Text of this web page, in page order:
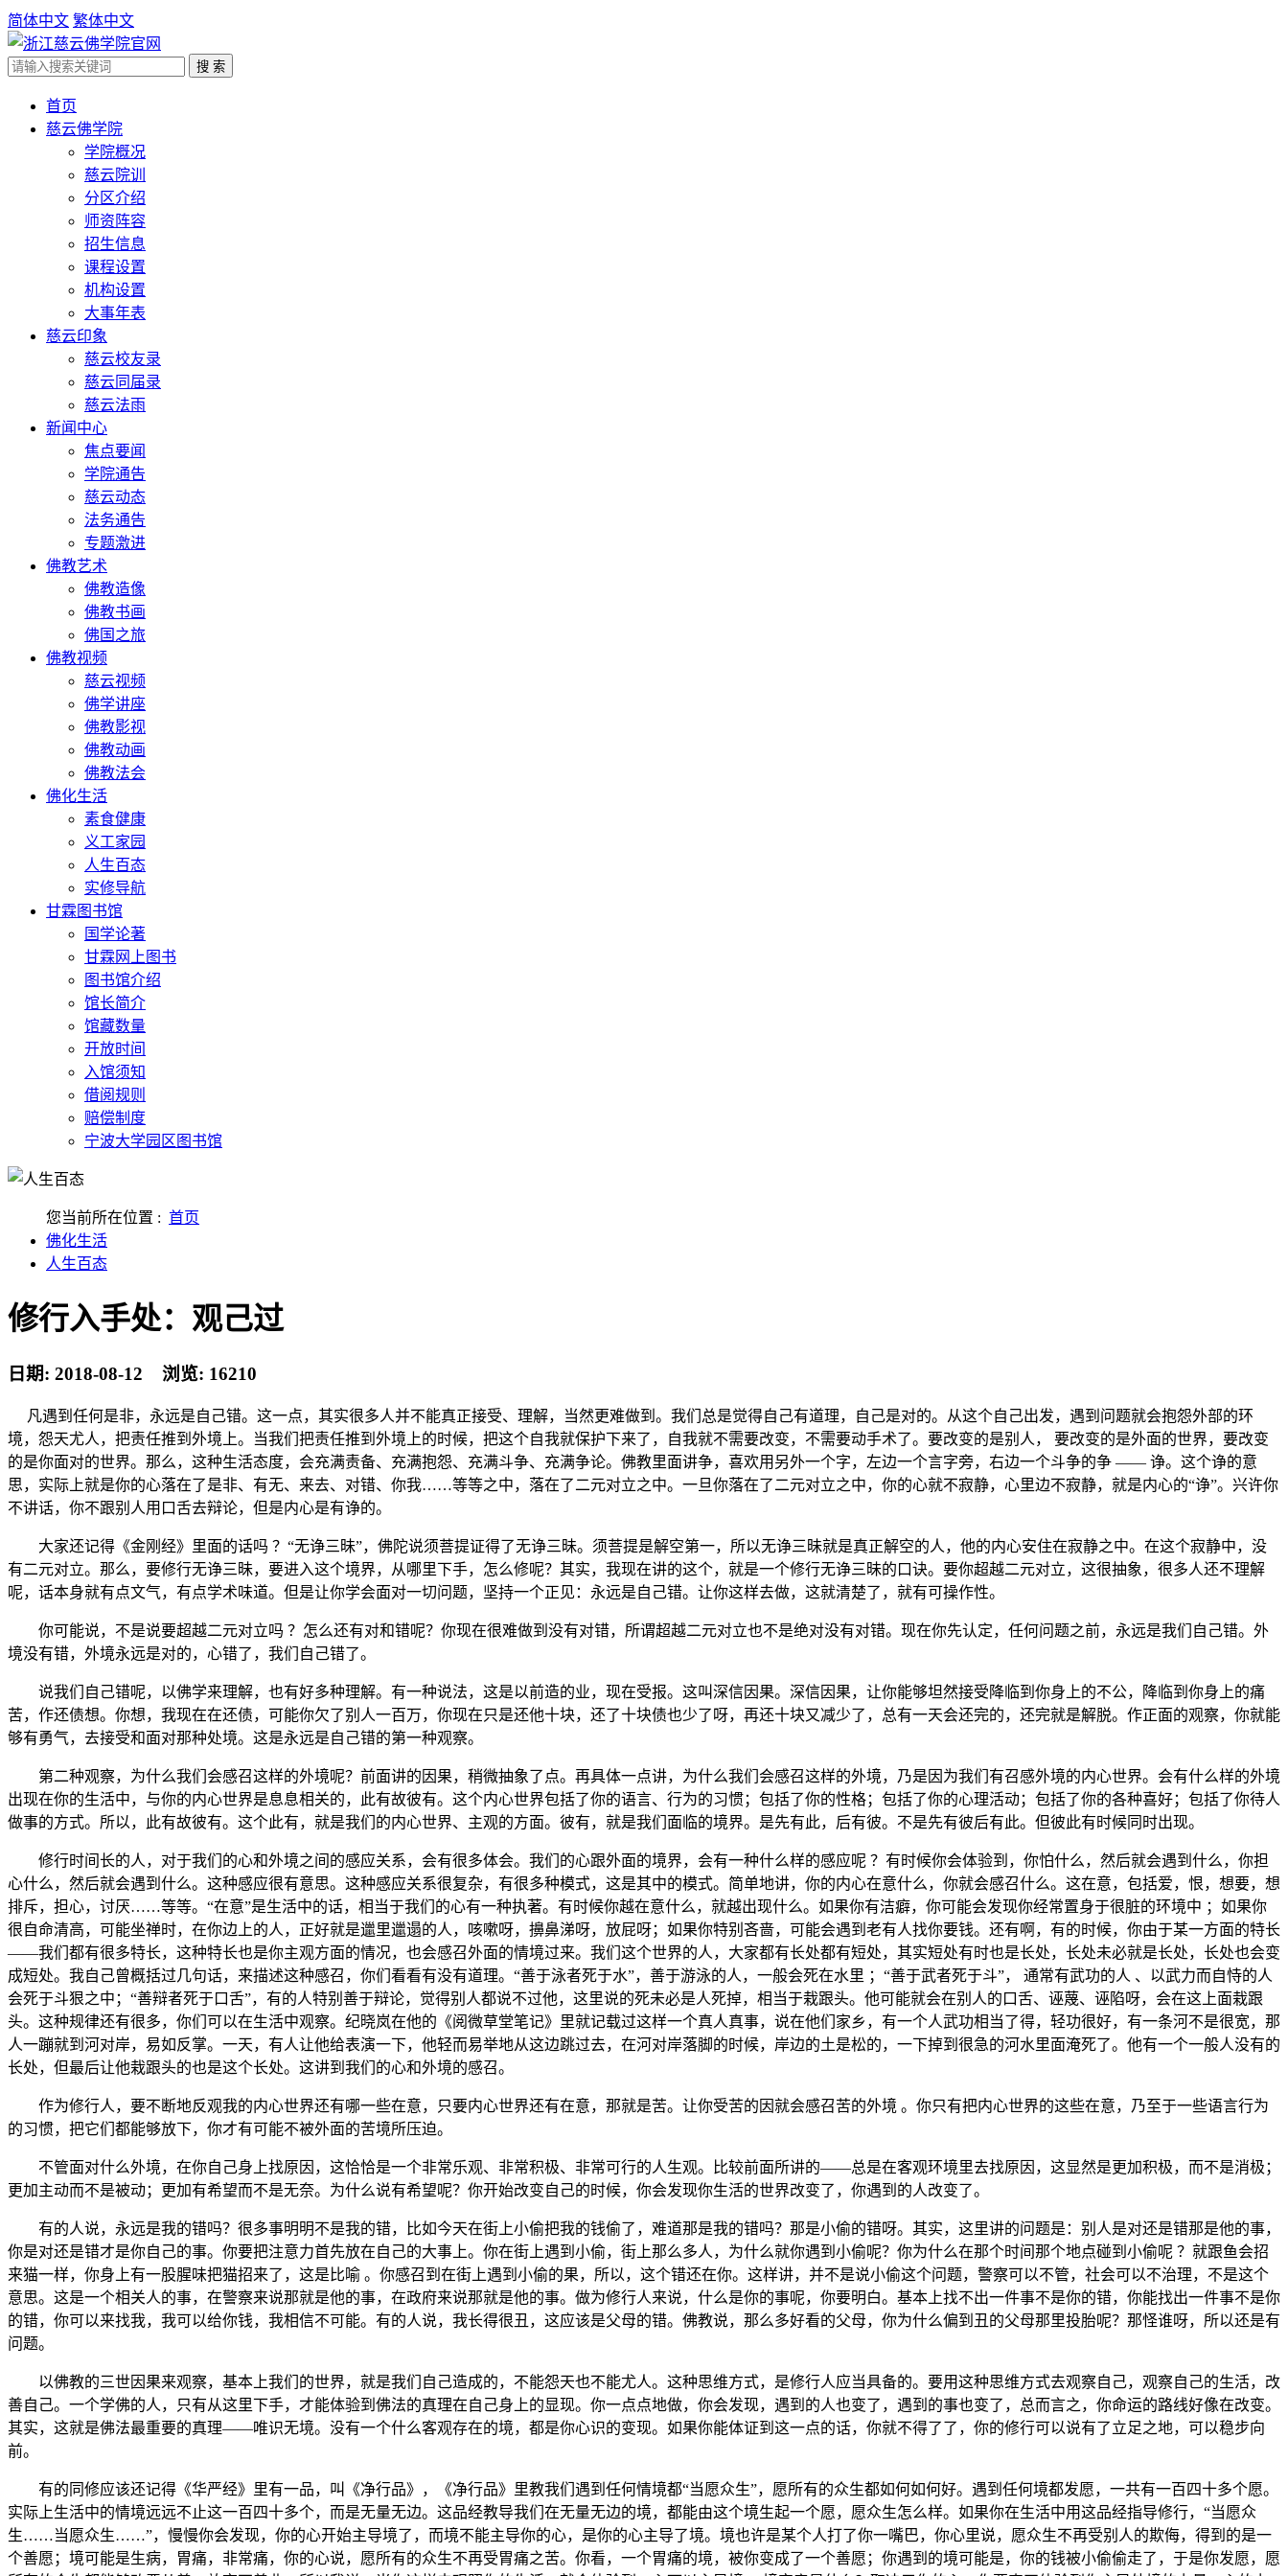
简体中文 繁体中文
首页
慈云佛学院
学院概况
慈云院训
分区介绍
师资阵容
招生信息
课程设置
机构设置
大事年表
慈云印象
慈云校友录
慈云同届录
慈云法雨
新闻中心
焦点要闻
学院通告
慈云动态
法务通告
专题激进
佛教艺术
佛教造像
佛教书画
佛国之旅
佛教视频
慈云视频
佛学讲座
佛教影视
佛教动画
佛教法会
佛化生活
素食健康
义工家园
人生百态
实修导航
甘霖图书馆
国学论著
甘霖网上图书
图书馆介绍
馆长简介
馆藏数量
开放时间
入馆须知
借阅规则
赔偿制度
宁波大学园区图书馆
您当前所在位置 : 首页
佛化生活
人生百态
修行入手处：观己过
日期: 2018-08-12 浏览: 16210
凡遇到任何是非，永远是自己错。这一点，其实很多人并不能真正接受、理解，当然更难做到。我们总是觉得自己有道理，自己是对的。从这个自己出发，遇到问题就会抱怨外部的环
境，怨天尤人，把责任推到外境上。当我们把责任推到外境上的时候，把这个自我就保护下来了，自我就不需要改变，不需要动手术了。要改变的是别人， 要改变的是外面的世界，要改变
的是你面对的世界。那么，这种生活态度，会充满责备、充满抱怨、充满斗争、充满争论。佛教里面讲争，喜欢用另外一个字，左边一个言字旁，右边一个斗争的争 —— 诤。这个诤的意
思，实际上就是你的心落在了是非、有无、来去、对错、你我……等等之中，落在了二元对立之中。一旦你落在了二元对立之中，你的心就不寂静，心里边不寂静，就是内心的“诤”。兴许你
不讲话，你不跟别人用口舌去辩论，但是内心是有诤的。
大家还记得《金刚经》里面的话吗 ？“无诤三昧”，佛陀说须菩提证得了无诤三昧。须菩提是解空第一，所以无诤三昧就是真正解空的人，他的内心安住在寂静之中。在这个寂静中，没
有二元对立。那么，要修行无诤三昧，要进入这个境界，从哪里下手，怎么修呢？其实，我现在讲的这个，就是一个修行无诤三昧的口诀。要你超越二元对立，这很抽象，很多人还不理解
呢，话本身就有点文气，有点学术味道。但是让你学会面对一切问题，坚持一个正见：永远是自己错。让你这样去做，这就清楚了，就有可操作性。
你可能说，不是说要超越二元对立吗 ？怎么还有对和错呢？你现在很难做到没有对错，所谓超越二元对立也不是绝对没有对错。现在你先认定，任何问题之前，永远是我们自己错。外
境没有错，外境永远是对的，心错了，我们自己错了。
说我们自己错呢，以佛学来理解，也有好多种理解。有一种说法，这是以前造的业，现在受报。这叫深信因果。深信因果，让你能够坦然接受降临到你身上的不公，降临到你身上的痛
苦，作还债想。你想，我现在在还债，可能你欠了别人一百万，你现在只是还他十块，还了十块债也少了呀，再还十块又减少了，总有一天会还完的，还完就是解脱。作正面的观察，你就能
够有勇气，去接受和面对那种处境。这是永远是自己错的第一种观察。
第二种观察，为什么我们会感召这样的外境呢？前面讲的因果，稍微抽象了点。再具体一点讲，为什么我们会感召这样的外境，乃是因为我们有召感外境的内心世界。会有什么样的外境
出现在你的生活中，与你的内心世界是息息相关的，此有故彼有。这个内心世界包括了你的语言、行为的习惯；包括了你的性格；包括了你的心理活动；包括了你的各种喜好；包括了你待人
做事的方式。所以，此有故彼有。这个此有，就是我们的内心世界、主观的方面。彼有，就是我们面临的境界。是先有此，后有彼。不是先有彼后有此。但彼此有时候同时出现。
修行时间长的人，对于我们的心和外境之间的感应关系，会有很多体会。我们的心跟外面的境界，会有一种什么样的感应呢 ？有时候你会体验到，你怕什么，然后就会遇到什么，你担
心什么，然后就会遇到什么。这种感应很有意思。这种感应关系很复杂，有很多种模式，这是其中的模式。简单地讲，你的内心在意什么，你就会感召什么。这在意，包括爱，恨，想要，想
排斥，担心，讨厌……等等。“在意”是生活中的话，相当于我们的心有一种执著。有时候你越在意什么，就越出现什么。如果你有洁癖，你可能会发现你经常置身于很脏的环境中 ；如果你
很自命清高，可能坐禅时，在你边上的人，正好就是邋里邋遢的人，咳嗽呀，擤鼻涕呀，放屁呀；如果你特别吝啬，可能会遇到老有人找你要钱。还有啊，有的时候，你由于某一方面的特长
——我们都有很多特长，这种特长也是你主观方面的情况，也会感召外面的情境过来。我们这个世界的人，大家都有长处都有短处，其实短处有时也是长处，长处未必就是长处，长处也会变
成短处。我自己曾概括过几句话，来描述这种感召，你们看看有没有道理。“善于泳者死于水”，善于游泳的人，一般会死在水里 ；“善于武者死于斗”， 通常有武功的人 、以武力而自恃的人
会死于斗狠之中；“善辩者死于口舌”，有的人特别善于辩论，觉得别人都说不过他，这里说的死未必是人死掉，相当于栽跟头。他可能就会在别人的口舌、诬蔑、诬陷呀，会在这上面栽跟
头。这种规律还有很多，你们可以在生活中观察。纪晓岚在他的《阅微草堂笔记》里就记载过这样一个真人真事，说在他们家乡，有一个人武功相当了得，轻功很好，有一条河不是很宽，那
人一蹦就到河对岸，易如反掌。一天，有人让他给表演一下，他轻而易举地从这边跳过去，在河对岸落脚的时候，岸边的土是松的，一下掉到很急的河水里面淹死了。他有一个一般人没有的
长处，但最后让他栽跟头的也是这个长处。这讲到我们的心和外境的感召。
作为修行人，要不断地反观我的内心世界还有哪一些在意，只要内心世界还有在意，那就是苦。让你受苦的因就会感召苦的外境 。你只有把内心世界的这些在意，乃至于一些语言行为
的习惯，把它们都能够放下，你才有可能不被外面的苦境所压迫。
不管面对什么外境，在你自己身上找原因，这恰恰是一个非常乐观、非常积极、非常可行的人生观。比较前面所讲的——总是在客观环境里去找原因，这显然是更加积极，而不是消极；
更加主动而不是被动；更加有希望而不是无奈。为什么说有希望呢？你开始改变自己的时候，你会发现你生活的世界改变了，你遇到的人改变了。
有的人说，永远是我的错吗？很多事明明不是我的错，比如今天在街上小偷把我的钱偷了，难道那是我的错吗？那是小偷的错呀。其实，这里讲的问题是：别人是对还是错那是他的事，
你是对还是错才是你自己的事。你要把注意力首先放在自己的大事上。你在街上遇到小偷，街上那么多人，为什么就你遇到小偷呢？你为什么在那个时间那个地点碰到小偷呢 ？就跟鱼会招
来猫一样，你身上有一股腥味把猫招来了，这是比喻 。你感召到在街上遇到小偷的果，所以，这个错还在你。这样讲，并不是说小偷这个问题，警察可以不管，社会可以不治理，不是这个
意思。这是一个相关人的事，在警察来说那就是他的事，在政府来说那就是他的事。做为修行人来说，什么是你的事呢，你要明白。基本上找不出一件事不是你的错，你能找出一件事不是你
的错，你可以来找我，我可以给你钱，我相信不可能。有的人说，我长得很丑，这应该是父母的错。佛教说，那么多好看的父母，你为什么偏到丑的父母那里投胎呢？那怪谁呀，所以还是有
问题。
以佛教的三世因果来观察，基本上我们的世界，就是我们自己造成的，不能怨天也不能尤人。这种思维方式，是修行人应当具备的。要用这种思维方式去观察自己，观察自己的生活，改
善自己。一个学佛的人，只有从这里下手，才能体验到佛法的真理在自己身上的显现。你一点点地做，你会发现，遇到的人也变了，遇到的事也变了，总而言之，你命运的路线好像在改变。
其实，这就是佛法最重要的真理——唯识无境。没有一个什么客观存在的境，都是你心识的变现。如果你能体证到这一点的话，你就不得了了，你的修行可以说有了立足之地，可以稳步向
前。
有的同修应该还记得《华严经》里有一品，叫《净行品》，《净行品》里教我们遇到任何情境都“当愿众生”，愿所有的众生都如何如何好。遇到任何境都发愿，一共有一百四十多个愿。
实际上生活中的情境远远不止这一百四十多个，而是无量无边。这品经教导我们在无量无边的境，都能由这个境生起一个愿，愿众生怎么样。如果你在生活中用这品经指导修行，“当愿众
生……当愿众生……”，慢慢你会发现，你的心开始主导境了，而境不能主导你的心，是你的心主导了境。境也许是某个人打了你一嘴巴，你心里说，愿众生不再受别人的欺侮，得到的是一
个善愿；境可能是生病，胃痛，非常痛，你的心说，愿所有的众生不再受胃痛之苦。你看，一个胃痛的境，被你变成了一个善愿；你遇到的境可能是，你的钱被小偷偷走了，于是你发愿，愿